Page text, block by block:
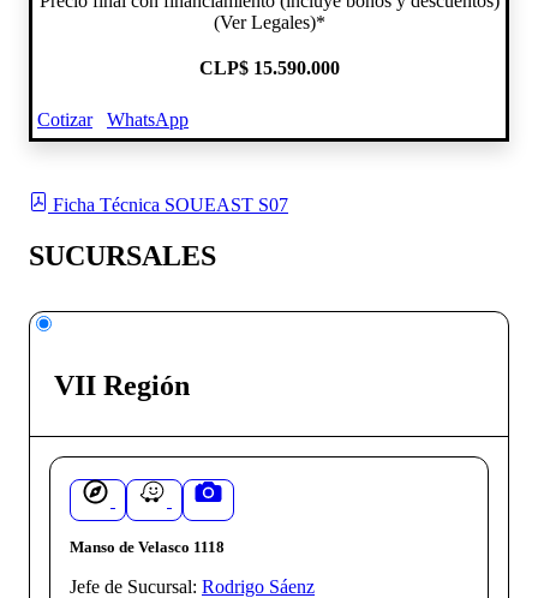
(Ver Legales)*
CLP$ 15.590.000
Cotizar WhatsApp
Ficha Técnica SOUEAST S07
SUCURSALES
VII Región
Manso de Velasco 1118
Jefe de Sucursal: Rodrigo Sáenz